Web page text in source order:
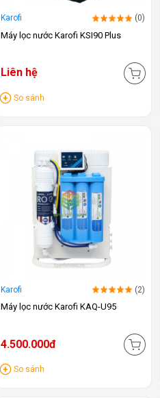
Karofi (0)
Máy lọc nước Karofi KSI90 Plus
Liên hệ
So sánh
Karofi (2)
Máy lọc nước Karofi KAQ-U95
4.500.000đ
So sánh